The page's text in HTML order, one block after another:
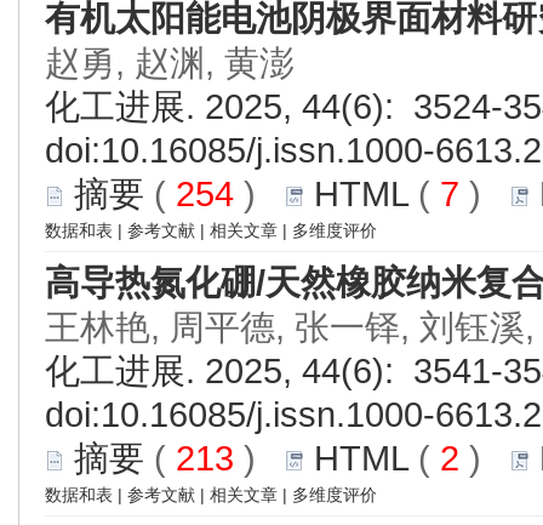
有机太阳能电池阴极界面材料
赵勇, 赵渊, 黄澎
化工进展. 2025, 44(6): 3524-
doi:10.16085/j.issn.1000-
摘要 ( 254 ) HTML( 7 )
数据和表 | 参考文献 | 相关文章 | 多维度评价
高导热氮化硼/天然橡胶纳米复
王林艳, 周平德, 张一铎, 刘钰溪
化工进展. 2025, 44(6): 3541-
doi:10.16085/j.issn.1000-
摘要 ( 213 ) HTML( 2 )
数据和表 | 参考文献 | 相关文章 | 多维度评价